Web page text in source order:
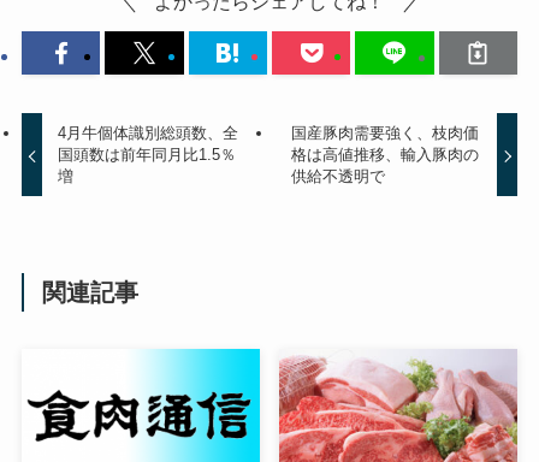
4月牛個体識別総頭数、全
国頭数は前年同月比1.5％
増
国産豚肉需要強く、枝肉価
格は高値推移、輸入豚肉の
供給不透明で
関連記事